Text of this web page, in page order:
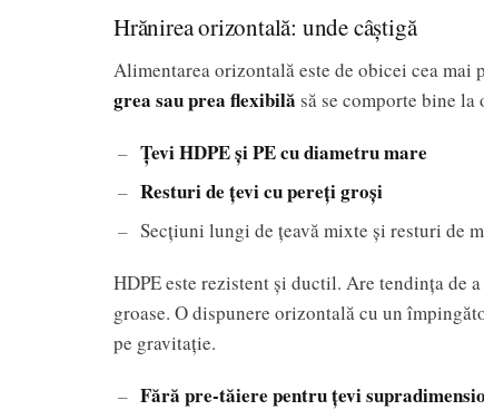
Hrănirea orizontală: unde câștigă
Alimentarea orizontală este de obicei cea mai
grea sau prea flexibilă să se comporte bine
Țevi HDPE și PE cu diametru mare
Resturi de țevi cu pereți groși
Secțiuni lungi de țeavă mixte și resturi de
HDPE este rezistent și ductil. Are tendința de
groase. O dispunere orizontală cu un
pe gravitație.
Fără pre-tăiere pentru țevi